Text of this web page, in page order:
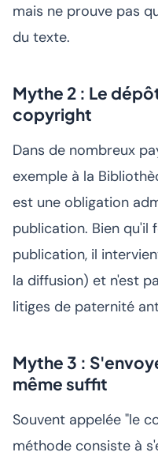
mais ne prouve pas
du texte.
Mythe 2 : Le
copyright
Dans de nombreux
exemple à la
est une obligation
publication. Bien qu'il
publication, il
la diffusion) et n'est
litiges de paternité
Mythe 3 :
même suffit
Souvent appelée "le
méthode consiste à